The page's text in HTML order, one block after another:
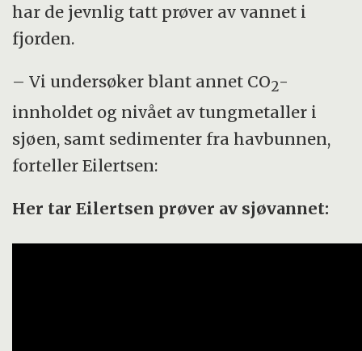
har de jevnlig tatt prøver av vannet i
fjorden.
– Vi undersøker blant annet CO2-
innholdet og nivået av tungmetaller i
sjøen, samt sedimenter fra havbunnen,
forteller Eilertsen:
Her tar Eilertsen prøver av sjøvannet: